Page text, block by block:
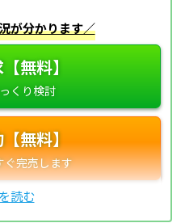
が分かります／
無料】
無料】